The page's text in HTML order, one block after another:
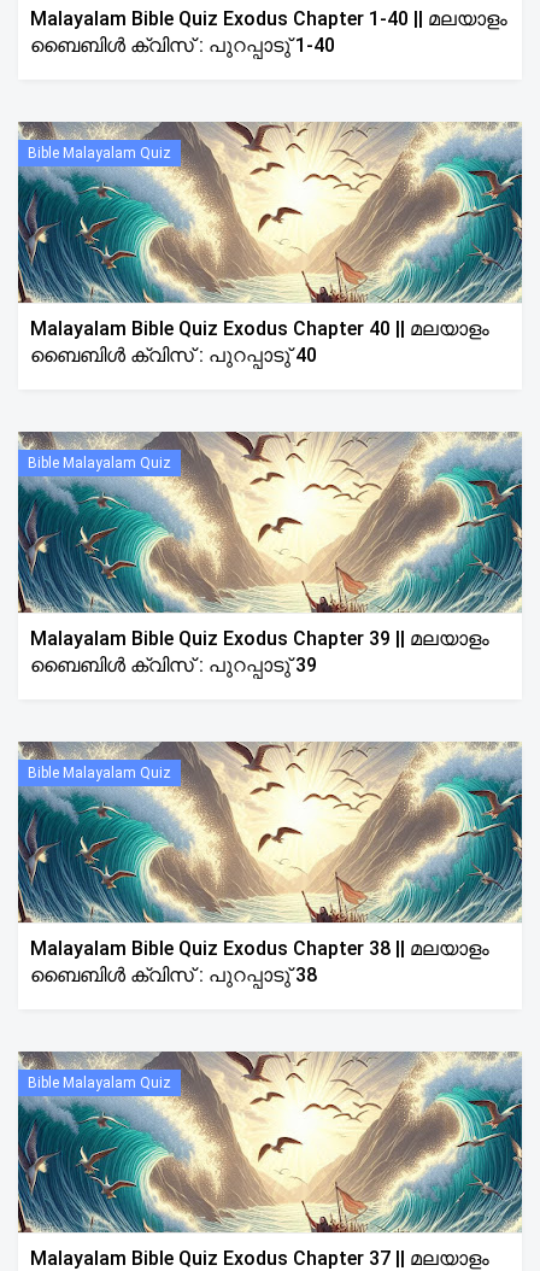
Malayalam Bible Quiz Exodus Chapter 1-40 || മലയാളം
ബൈബിൾ ക്വിസ് : പുറപ്പാടു് 1-40
Bible Malayalam Quiz
Malayalam Bible Quiz Exodus Chapter 40 || മലയാളം
ബൈബിൾ ക്വിസ് : പുറപ്പാടു് 40
Bible Malayalam Quiz
Malayalam Bible Quiz Exodus Chapter 39 || മലയാളം
ബൈബിൾ ക്വിസ് : പുറപ്പാടു് 39
Bible Malayalam Quiz
Malayalam Bible Quiz Exodus Chapter 38 || മലയാളം
ബൈബിൾ ക്വിസ് : പുറപ്പാടു് 38
Bible Malayalam Quiz
Malayalam Bible Quiz Exodus Chapter 37 || മലയാളം